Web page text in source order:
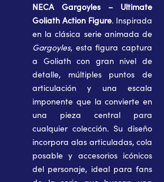
NECA Gargoyles – Ultimate
Goliath Action Figure. Inspirada
en la clásica serie animada de
Gargoyles, esta figura captura
a Goliath con gran nivel de
detalle, múltiples puntos de
articulación y una escala
imponente que la convierte en
una pieza central para
cualquier colección. Su diseño
incorpora alas articuladas, cola
posable y accesorios icónicos
del personaje, ideal para fans